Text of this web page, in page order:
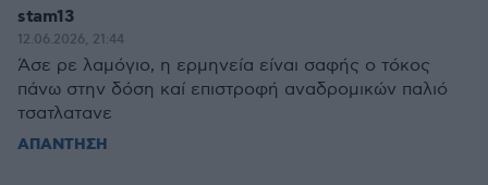
stam13
12.06.2026, 21:44
Άσε ρε λαμόγιο, η ερμηνεία είναι σαφής ο τόκος
πάνω στην δόση καί επιστροφή αναδρομικών παλιό
τσατλατανε
ΑΠΑΝΤΗΣΗ